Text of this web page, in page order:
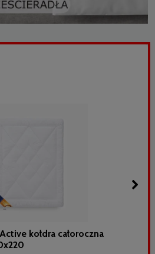
kołdra całoroczna